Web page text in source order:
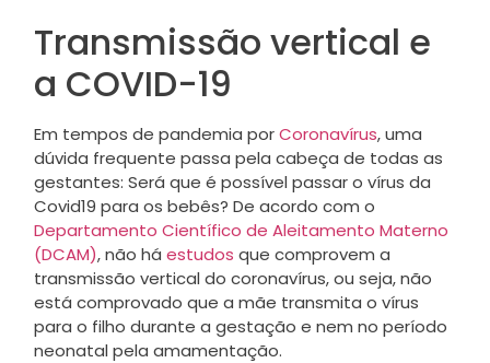
Transmissão vertical e
a COVID-19
Em tempos de pandemia porCoronavírus, uma
dúvida frequente passa pela cabeça de todas as
gestantes: Será que é possível passar o vírus da
Covid19 para os bebês? De acordo com o
Departamento Científico de Aleitamento Materno
(DCAM), não há estudos que comprovem a
transmissão vertical do coronavírus, ou seja, não
está comprovado que a mãe transmita o vírus
para o filho durante a gestação e nem no período
neonatal pela amamentação.